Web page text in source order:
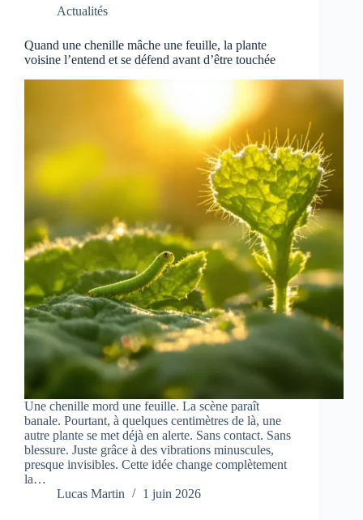
Actualités
Quand une chenille mâche une feuille, la plante
voisine l’entend et se défend avant d’être touchée
Une chenille mord une feuille. La scène paraît
banale. Pourtant, à quelques centimètres de là, une
autre plante se met déjà en alerte. Sans contact. Sans
blessure. Juste grâce à des vibrations minuscules,
presque invisibles. Cette idée change complètement
la…
Lucas Martin
1 juin 2026